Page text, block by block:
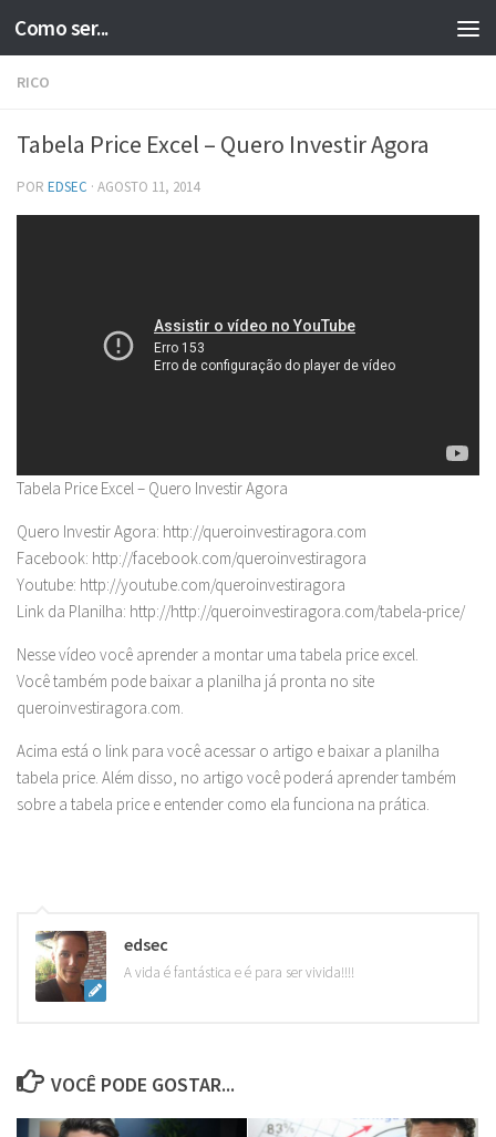
Skip to content
Como ser...
RICO
Tabela Price Excel – Quero Investir Agora
POR EDSEC · AGOSTO 11, 2014
Tabela Price Excel – Quero Investir Agora
Quero Investir Agora: http://queroinvestiragora.com
Facebook: http://facebook.com/queroinvestiragora
Youtube: http://youtube.com/queroinvestiragora
Link da Planilha: http://http://queroinvestiragora.com/tabela-price/
Nesse vídeo você aprender a montar uma tabela price excel.
Você também pode baixar a planilha já pronta no site
queroinvestiragora.com.
Acima está o link para você acessar o artigo e baixar a planilha
tabela price. Além disso, no artigo você poderá aprender também
sobre a tabela price e entender como ela funciona na prática.
edsec
A vida é fantástica e é para ser vivida!!!!
VOCÊ PODE GOSTAR...